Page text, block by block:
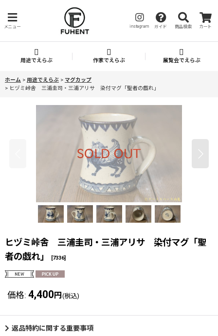
メニュー instagram ガイド 商品検索 カート
用途でえらぶ 作家でえらぶ 展覧会でえらぶ
ホーム > 用途でえらぶ > マグカップ
> ヒヅミ峠舎 三浦圭司・三浦アリサ 染付マグ「聖者の戯れ」
ヒヅミ峠舎 三浦圭司・三浦アリサ 染付マグ「聖
者の戯れ」
[7336]
価格: 4,400 円 (税込)
返品特約に関する重要事項